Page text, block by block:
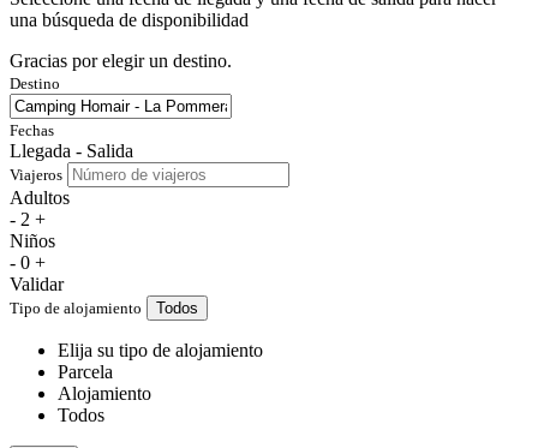
una búsqueda de disponibilidad
Gracias por elegir un destino.
Destino
Fechas
Llegada - Salida
Viajeros
Adultos
- 2 +
Niños
- 0 +
Validar
Tipo de alojamiento Todos
Elija su tipo de alojamiento
Parcela
Alojamiento
Todos